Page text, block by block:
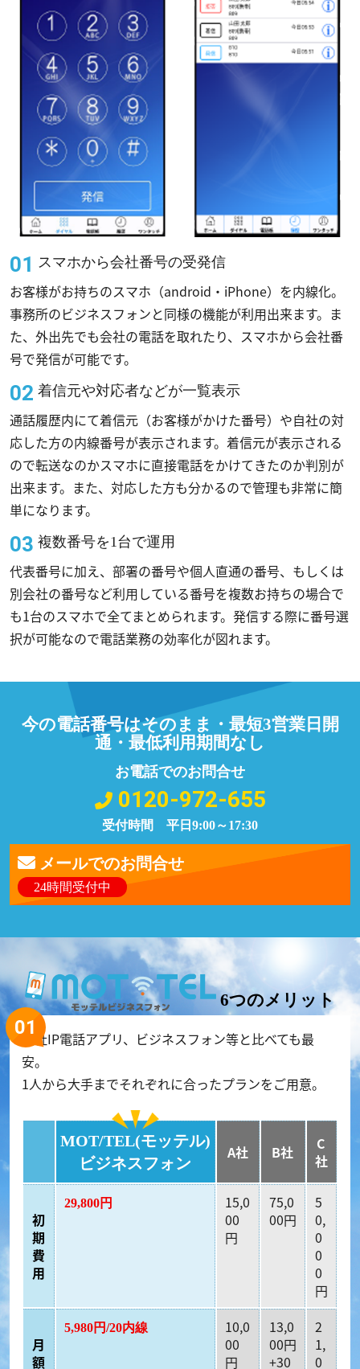
スマホから会社番号の受発信
お客様がお持ちのスマホ（android・iPhone）を内線化。
事務所のビジネスフォンと同様の機能が利用出来ます。ま
た、外出先でも会社の電話を取れたり、スマホから会社番
号で発信が可能です。
着信元や対応者などが一覧表示
通話履歴内にて着信元（お客様がかけた番号）や自社の対
応した方の内線番号が表示されます。着信元が表示される
ので転送なのかスマホに直接電話をかけてきたのか判別が
出来ます。また、対応した方も分かるので管理も非常に簡
単になります。
複数番号を1台で運用
代表番号に加え、部署の番号や個人直通の番号、もしくは
別会社の番号など利用している番号を複数お持ちの場合で
も1台のスマホで全てまとめられます。発信する際に番号選
択が可能なので電話業務の効率化が図れます。
今の電話番号はそのまま・最短3営業日開
通・最低利用期間なし
お電話でのお問合せ
0120-972-655
受付時間 平日9:00～17:30
メールでのお問合せ
24時間受付中
6つのメリット
他社IP電話アプリ、ビジネスフォン等と比べても最
安。
1人から大手までそれぞれに合ったプランをご用意。
MOT/TEL(モッテル)
ビジネスフォン
A社 B社
C
社
初
期
費
用
29,800円
15,0
00
円
75,0
00円
5
0,
0
0
0
円
月
額
5,980円/20内線
10,0
00
円
13,0
00円
+30
2
1,
0